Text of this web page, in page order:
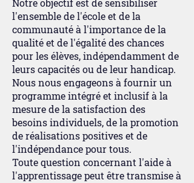
Notre objectif est de sensibiliser
l'ensemble de l'école et de la
communauté à l'importance de la
qualité et de l'égalité des chances
pour les élèves, indépendamment de
leurs capacités ou de leur handicap.
Nous nous engageons à fournir un
programme intégré et inclusif à la
mesure de la satisfaction des
besoins individuels, de la promotion
de réalisations positives et de
l'indépendance pour tous.
Toute question concernant l'aide à
l'apprentissage peut être transmise à